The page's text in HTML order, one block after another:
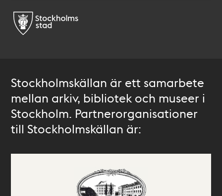
Stockholmskällan är ett samarbete
mellan arkiv, bibliotek och museer i
Stockholm. Partnerorganisationer
till Stockholmskällan är: